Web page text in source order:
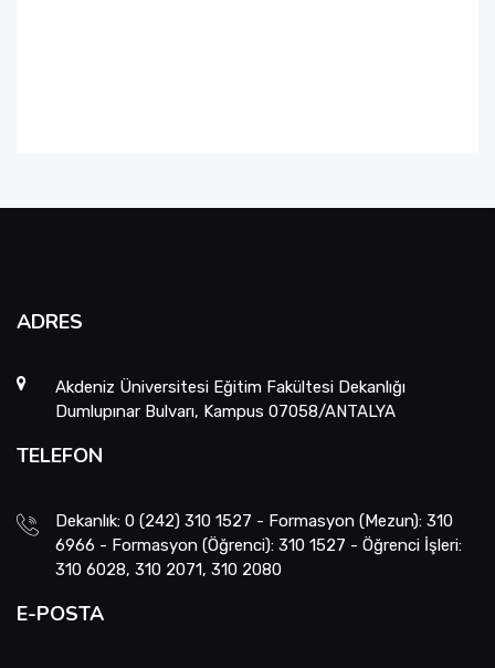
ADRES
Akdeniz Üniversitesi Eğitim Fakültesi Dekanlığı
Dumlupınar Bulvarı, Kampus 07058/ANTALYA
TELEFON
Dekanlık: 0 (242) 310 1527 - Formasyon (Mezun): 310
6966 - Formasyon (Öğrenci): 310 1527 - Öğrenci İşleri:
310 6028, 310 2071, 310 2080
E-POSTA
Mezun Bilgi Sistemi
Danışmanlıklar